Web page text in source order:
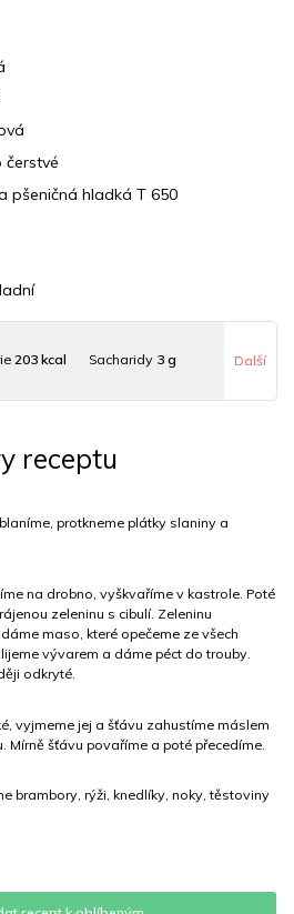
čerstvé
pšeničná hladká T 650
203 kcal Sacharidy 3 g
Cholesterol 51.7 mg
Vláknina 1923.3 mg
Vitamín C1.2 mg
0 mg Železo3.6 mg
Další
receptu
protkneme plátky slaniny a
na drobno, vyškvaříme v kastrole. Poté
zeleninu s cibulí. Zeleninu
maso, které opečeme ze všech
vývarem a dáme péct do trouby.
odkryté.
vyjmeme jej a šťávu zahustíme máslem
Mírně šťávu povaříme a poté přecedíme.
brambory, rýži, knedlíky, noky, těstoviny